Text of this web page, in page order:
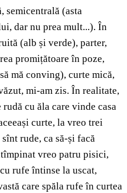
semicentrală (asta
dar nu prea mult...). În
(alb și verde), parter,
promițătoare în poze,
mă conving), curte mică,
mi-am zis. În realitate,
cu ăla care vinde casa
curte, la vreo trei
rude, ca să-și facă
vreo patru pisici,
rufe întinse la uscat,
care spăla rufe în curtea